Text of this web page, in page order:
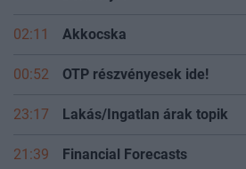
02:11 Akkocska
00:52 OTP részvényesek ide!
23:17 Lakás/Ingatlan árak topik
21:39 Financial Forecasts